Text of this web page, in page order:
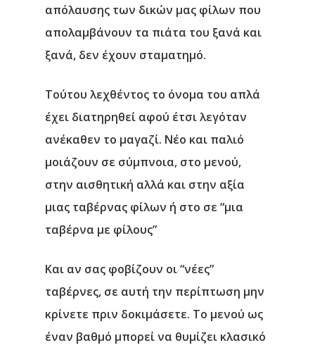
απόλαυσης των δικών μας φίλων που
απολαμβάνουν τα πιάτα του ξανά και
ξανά, δεν έχουν σταματημό.
Τούτου λεχθέντος το όνομα του απλά
έχει διατηρηθεί αφού έτσι λεγόταν
ανέκαθεν το μαγαζί. Νέο και παλιό
μοιάζουν σε σύμπνοια, στο μενού,
στην αισθητική αλλά και στην αξία
μιας ταβέρνας φίλων ή στο σε “μια
ταβέρνα με φίλους”
Και αν σας φοβίζουν οι “νέες”
ταβέρνες, σε αυτή την περίπτωση μην
κρίνετε πριν δοκιμάσετε. Το μενού ως
έναν βαθμό μπορεί να θυμίζει κλασικό